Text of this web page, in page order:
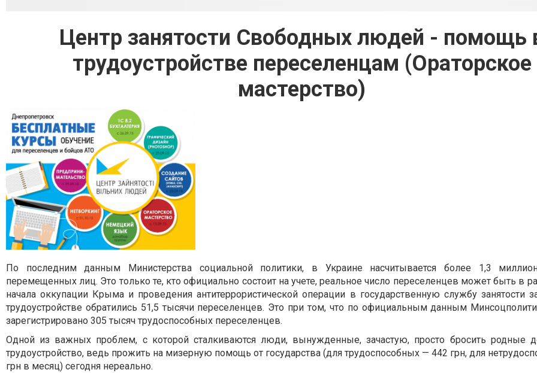
Центр занятости Свободных людей - помощь
трудоустройстве переселенцам (Ораторское
мастерство)
По последним данным Министерства социальной политики, в Украине насчитывается более 1,3
перемещенных лиц. Это только те, кто официально состоит на учете, реальное число переселенцев может быть в
начала оккупации Крыма и проведения антитеррористической операции в государственную службу
трудоустройстве обратились 51,5 тысячи переселенцев. Это при том, что по официальным данным
зарегистрировано 305 тысяч трудоспособных переселенцев.
Одной из важных проблем, с которой сталкиваются люди, вынужденные, зачастую, просто бросить родные
трудоустройство, ведь прожить на мизерную помощь от государства (для трудоспособных — 442 грн, для
грн в месяц) сегодня нереально.